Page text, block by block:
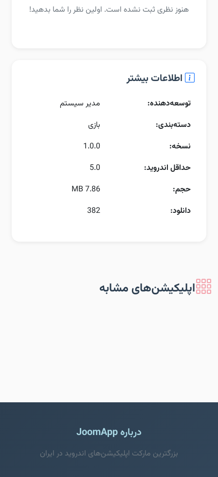
هنوز نظری ثبت نشده است. اولین نظر را شما بدهید!
اطلاعات بیشتر
توسعه‌دهنده:
مدیر سیستم
دسته‌بندی:
بازی
نسخه:
1.0.0
حداقل اندروید:
5.0
حجم:
7.86 MB
دانلود:
382
اپلیکیشن‌های مشابه
درباره JoomApp
بزرگترین مارکت اپلیکیشن‌های اندروید در ایران